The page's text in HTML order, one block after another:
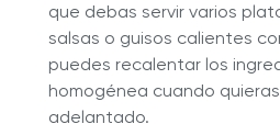
que debas servir varios
salsas o guisos calientes
puedes recalentar los
homogénea cuando
adelantado.